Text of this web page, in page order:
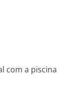
com a piscina